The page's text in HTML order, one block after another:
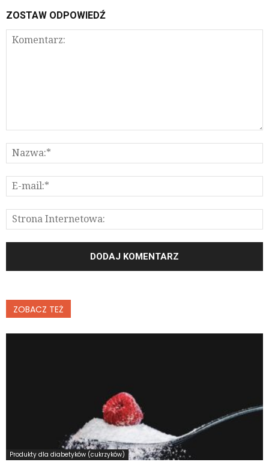
ZOSTAW ODPOWIEDŹ
ZOBACZ TEŻ
Produkty dla diabetyków (cukrzyków)